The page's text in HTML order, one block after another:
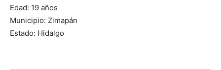
Edad: 19 años
Municipio: Zimapán
Estado: Hidalgo